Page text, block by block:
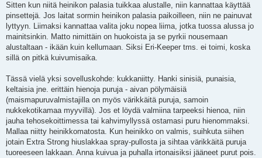
Sitten kun niitä heinikon palasia tuikkaa alustalle, niin kannattaa käyttää
pinsettejä. Jos laitat sormin heinikon palasia paikoilleen, niin ne painuvat
lyttyyn. Liimaksi kannattaa valita joku nopea liima, jotka tuossa alussa jo
mainitsinkin. Matto nimittäin on huokoista ja se pyrkii nousemaan
alustaltaan - ikään kuin kellumaan. Siksi Eri-Keeper tms. ei toimi, koska
sillä on pitkä kuivumisaika.
Tässä vielä yksi sovelluskohde: kukkaniitty. Hanki sinisiä, punaisia,
keltaisia jne. erittäin hienoja puruja - aivan pölymäisiä
(maismapuruvalmistajilla on myös värikkäitä puruja, samoin
nukkekotikamaa myyvillä). Jos et löydä valmiina tarpeeksi hienoa, niin
jauha tehosekoittimessa tai kahvimyllyssä ostamasi puru hienommaksi.
Mallaa niitty heinikkomatosta. Kun heinikko on valmis, suihkuta siihen
jotain Extra Strong hiuslakkaa spray-pullosta ja sihtaa värikkäitä puruja
tuoreeseen lakkaan. Anna kuivua ja puhalla irtonaisiksi jääneet purut pois.